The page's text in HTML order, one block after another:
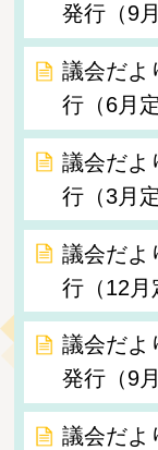
発行（9
議会だ
行（6月
議会だ
行（3月
議会だ
行（12月
議会だよ
発行（9
議会だ